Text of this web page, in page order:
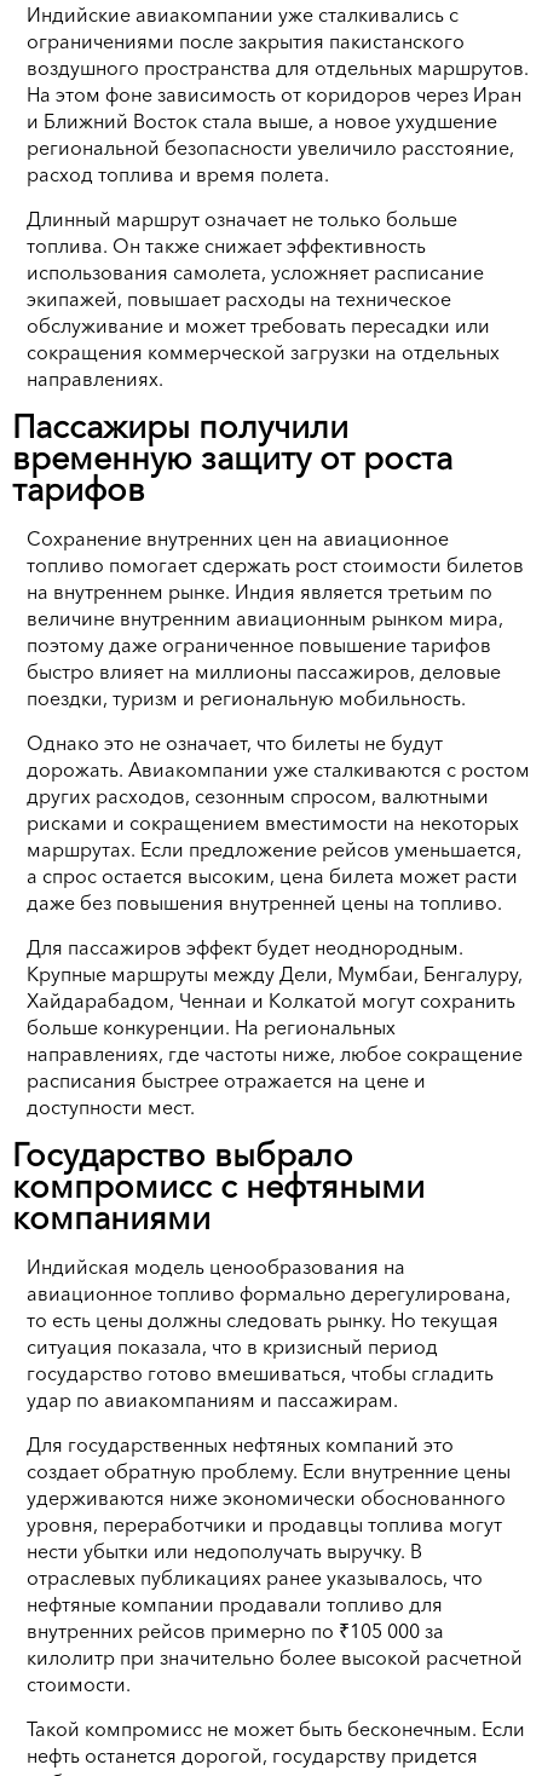
Индийские авиакомпании уже сталкивались с
ограничениями после закрытия пакистанского
воздушного пространства для отдельных маршрутов.
На этом фоне зависимость от коридоров через Иран
и Ближний Восток стала выше, а новое ухудшение
региональной безопасности увеличило расстояние,
расход топлива и время полета.
Длинный маршрут означает не только больше
топлива. Он также снижает эффективность
использования самолета, усложняет расписание
экипажей, повышает расходы на техническое
обслуживание и может требовать пересадки или
сокращения коммерческой загрузки на отдельных
направлениях.
Пассажиры получили
временную защиту от роста
тарифов
Сохранение внутренних цен на авиационное
топливо помогает сдержать рост стоимости билетов
на внутреннем рынке. Индия является третьим по
величине внутренним авиационным рынком мира,
поэтому даже ограниченное повышение тарифов
быстро влияет на миллионы пассажиров, деловые
поездки, туризм и региональную мобильность.
Однако это не означает, что билеты не будут
дорожать. Авиакомпании уже сталкиваются с ростом
других расходов, сезонным спросом, валютными
рисками и сокращением вместимости на некоторых
маршрутах. Если предложение рейсов уменьшается,
а спрос остается высоким, цена билета может расти
даже без повышения внутренней цены на топливо.
Для пассажиров эффект будет неоднородным.
Крупные маршруты между Дели, Мумбаи, Бенгалуру,
Хайдарабадом, Ченнаи и Колкатой могут сохранить
больше конкуренции. На региональных
направлениях, где частоты ниже, любое сокращение
расписания быстрее отражается на цене и
доступности мест.
Государство выбрало
компромисс с нефтяными
компаниями
Индийская модель ценообразования на
авиационное топливо формально дерегулирована,
то есть цены должны следовать рынку. Но текущая
ситуация показала, что в кризисный период
государство готово вмешиваться, чтобы сгладить
удар по авиакомпаниям и пассажирам.
Для государственных нефтяных компаний это
создает обратную проблему. Если внутренние цены
удерживаются ниже экономически обоснованного
уровня, переработчики и продавцы топлива могут
нести убытки или недополучать выручку. В
отраслевых публикациях ранее указывалось, что
нефтяные компании продавали топливо для
внутренних рейсов примерно по ₹105 000 за
килолитр при значительно более высокой расчетной
стоимости.
Такой компромисс не может быть бесконечным. Если
нефть останется дорогой, государству придется